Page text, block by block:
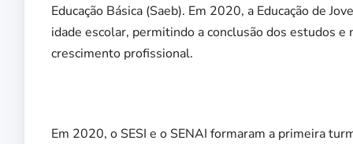
Educação Básica (Saeb). Em 2020, a Educação de
idade escolar, permitindo a conclusão dos estudos
crescimento profissional.
Em 2020, o SESI e o SENAI formaram a primeira